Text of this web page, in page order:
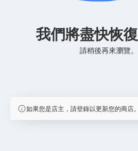
我們將盡快恢復
請稍後再來瀏覽。
如果您是店主，請登錄以更新您的商店。